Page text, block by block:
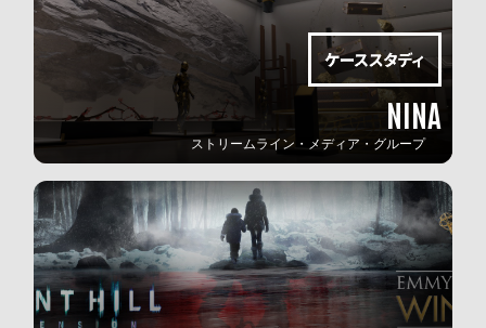
NINA
ストリームライン・メディア・グループ